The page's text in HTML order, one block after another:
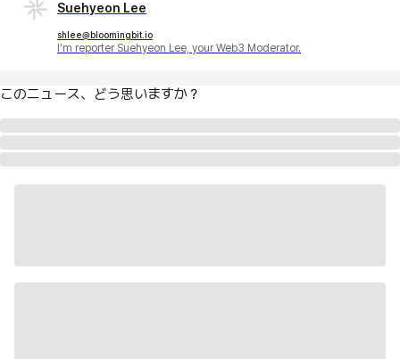
Suehyeon Lee
shlee@bloomingbit.io
I'm reporter Suehyeon Lee, your Web3 Moderator.
このニュース、どう思いますか？